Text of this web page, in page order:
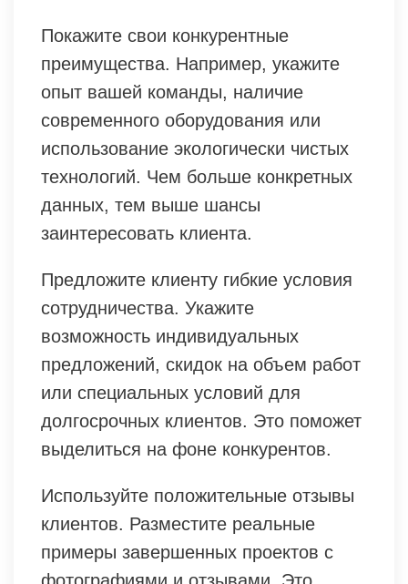
Покажите свои конкурентные
преимущества. Например, укажите
опыт вашей команды, наличие
современного оборудования или
использование экологически чистых
технологий. Чем больше конкретных
данных, тем выше шансы
заинтересовать клиента.
Предложите клиенту гибкие условия
сотрудничества. Укажите
возможность индивидуальных
предложений, скидок на объем работ
или специальных условий для
долгосрочных клиентов. Это поможет
выделиться на фоне конкурентов.
Используйте положительные отзывы
клиентов. Разместите реальные
примеры завершенных проектов с